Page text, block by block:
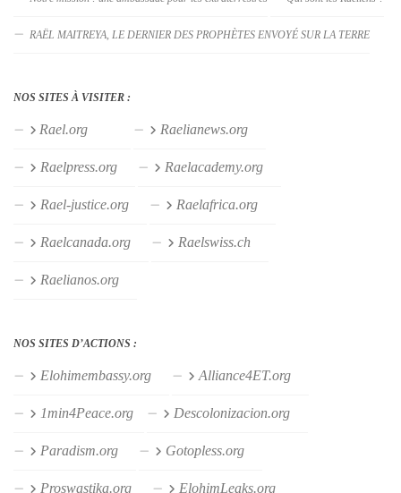
RAËL MAITREYA, LE DERNIER DES PROPHÈTES ENVOYÉ SUR LA TERRE
NOS SITES À VISITER :
Rael.org Raelianews.org
Raelpress.org Raelacademy.org
Rael-justice.org Raelafrica.org
Raelcanada.org Raelswiss.ch
Raelianos.org
NOS SITES D’ACTIONS :
Elohimembassy.org Alliance4ET.org
1min4Peace.org Descolonizacion.org
Paradism.org Gotopless.org
Proswastika.org ElohimLeaks.org